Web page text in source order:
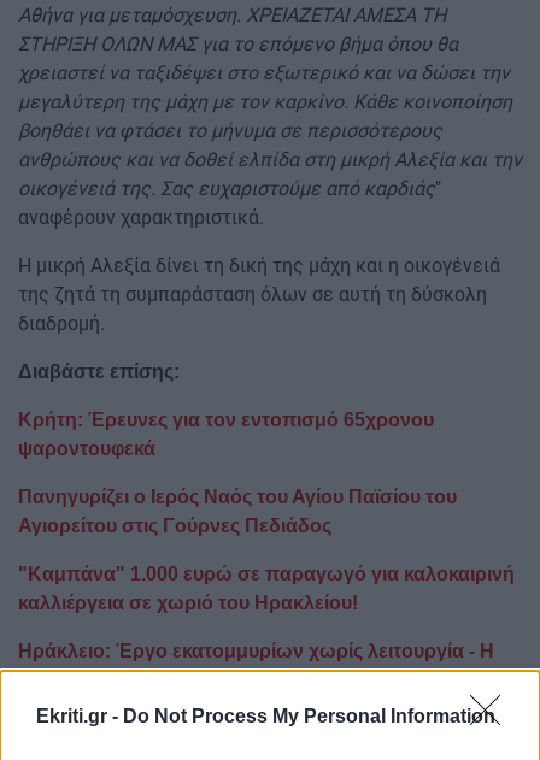
Ekriti.gr - Do Not Process My Personal Information
Αθήνα για μεταμόσχευση. ΧΡΕΙΑΖΕΤΑΙ ΑΜΕΣΑ ΤΗ
ΣΤΗΡΙΞΗ ΟΛΩΝ ΜΑΣ για το επόμενο βήμα όπου θα
χρειαστεί να ταξιδέψει στο εξωτερικό και να δώσει την
μεγαλύτερη της μάχη με τον καρκίνο. Κάθε κοινοποίηση
βοηθάει να φτάσει το μήνυμα σε περισσότερους
ανθρώπους και να δοθεί ελπίδα στη μικρή Αλεξία και την
οικογένειά της. Σας ευχαριστούμε από καρδιάς"
αναφέρουν χαρακτηριστικά.
Η μικρή Αλεξία δίνει τη δική της μάχη και η οικογένειά
της ζητά τη συμπαράσταση όλων σε αυτή τη δύσκολη
διαδρομή.
Διαβάστε επίσης:
Κρήτη: Έρευνες για τον εντοπισμό 65χρονου
ψαροντουφεκά
Πανηγυρίζει ο Ιερός Ναός του Αγίου Παϊσίου του
Αγιορείτου στις Γούρνες Πεδιάδος
"Καμπάνα" 1.000 ευρώ σε παραγωγό για καλοκαιρινή
καλλιέργεια σε χωριό του Ηρακλείου!
Ηράκλειο: Έργο εκατομμυρίων χωρίς λειτουργία - Η
Ακολουθήστε το ekriti.gr στοGoogle Newsκαι